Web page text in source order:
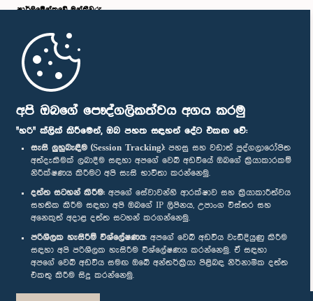
අපි ඔබගේ පෞද්ගලිකත්වය අගය කරමු
"හරි" ක්ලික් කිරීමෙන්, ඔබ පහත සඳහන් දේට එකඟ වේ:
සැසි ලුහුබැඳීම (Session Tracking): පහසු සහ වඩාත් පුද්ගලාරෝපිත
අත්දැකීමක් ලබාදීම සඳහා අපගේ වෙබ් අඩවියේ ඔබගේ ක්‍රියාකාරකම්
නිරීක්ෂණය කිරීමට අපි සැසි භාවිතා කරන්නෙමු.
දත්ත සටහන් කිරීම: අපගේ සේවාවන්හි ආරක්ෂාව සහ ක්‍රියාකාරීත්වය
සහතික කිරීම සඳහා අපි ඔබගේ IP ලිපිනය, උපාංග විස්තර සහ
අනෙකුත් අදාළ දත්ත සටහන් කරගන්නෙමු.
පරිශීලක හැසිරීම් විශ්ලේෂණය: අපගේ වෙබ් අඩවිය වැඩිදියුණු කිරීම
සඳහා අපි පරිශීලක හැසිරීම විශ්ලේෂණය කරන්නෙමු. ඒ සඳහා
අපගේ වෙබ් අඩවිය සමඟ ඔබේ අන්තර්ක්‍රියා පිළිබඳ නිර්නාමික දත්ත
එකතු කිරීම සිදු කරන්නෙමු.
පාර්ලි‌මේන්තුවේ මන්ත්‍රීවරු
මුල් පිටුව
පාර්ලිමේන්තු ජංගම යෙදුම
අප හා සම්බන්ධ වී සිටින්න :
සම්මාන
පෞද්ගලිකත්ව ප්‍රතිපත්තිය